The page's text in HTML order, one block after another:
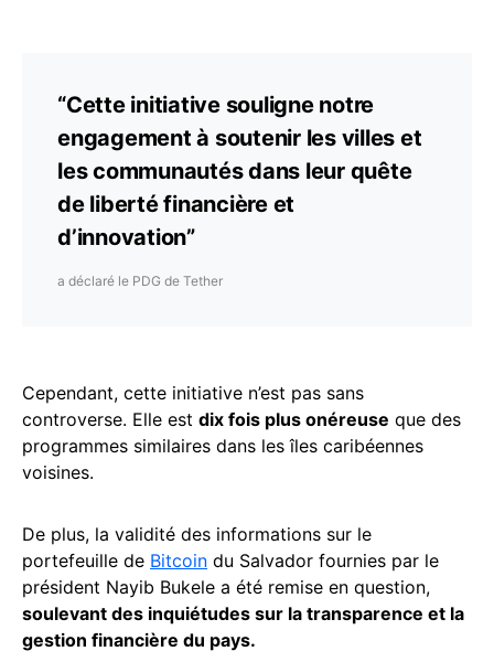
“Cette initiative souligne notre
engagement à soutenir les villes et
les communautés dans leur quête
de liberté financière et
d’innovation”
a déclaré le PDG de Tether
Cependant, cette initiative n’est pas sans
controverse. Elle est dix fois plus onéreuse que des
programmes similaires dans les îles caribéennes
voisines.
De plus, la validité des informations sur le
portefeuille de Bitcoin du Salvador fournies par le
président Nayib Bukele a été remise en question,
soulevant des inquiétudes sur la transparence et la
gestion financière du pays.